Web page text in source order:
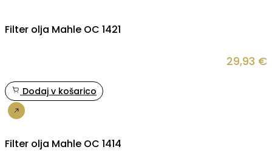
Filter olja Mahle OC 1421
29,93 €
Dodaj v košarico
Filter olja Mahle OC 1414